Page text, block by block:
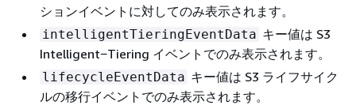
ションイベントに対してのみ表示されます。
intelligentTieringEventData キー値は S3
Intelligent−Tiering イベントでのみ表示されます。
lifecycleEventData キー値は S3 ライフサイク
ルの移行イベントでのみ表示されます。